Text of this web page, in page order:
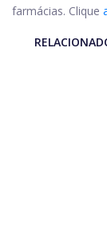
farmácias. Clique